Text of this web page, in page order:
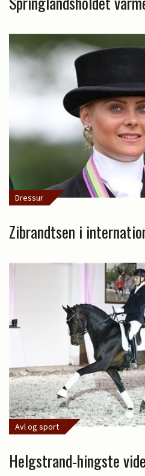
Dressur
Zibrandtsen i
Avl og sport
Helgstrand-hingste